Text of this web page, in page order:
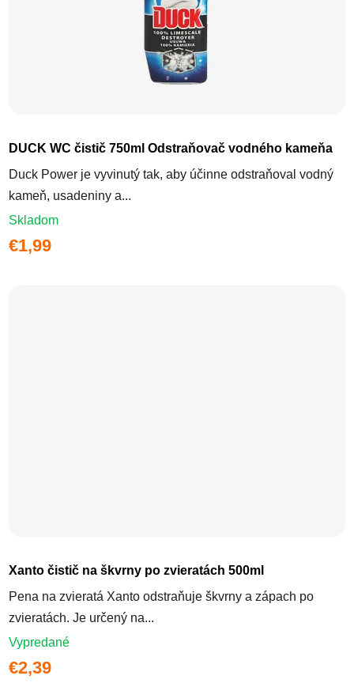
DUCK WC čistič 750ml Odstraňovač vodného kameňa
Duck Power je vyvinutý tak, aby účinne odstraňoval vodný
kameň, usadeniny a...
Skladom
€1,99
Xanto čistič na škvrny po zvieratách 500ml
Pena na zvieratá Xanto odstraňuje škvrny a zápach po
zvieratách. Je určený na...
Vypredané
€2,39